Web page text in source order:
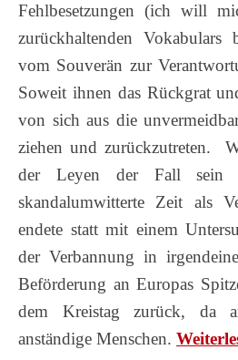
Fehlbesetzungen (ich will
zurückhaltenden
vom Souverän zur
Soweit ihnen das Rückgrat
von sich aus die
ziehen und zurückzutreten.
der Leyen der Fall sein
skandalumwitterte Zeit als
endete statt mit einem
der Verbannung in
Beförderung an Europas
dem Kreistag zurück, da
anständige Menschen.